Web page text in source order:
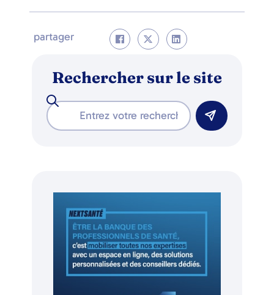
partager
Rechercher sur le site